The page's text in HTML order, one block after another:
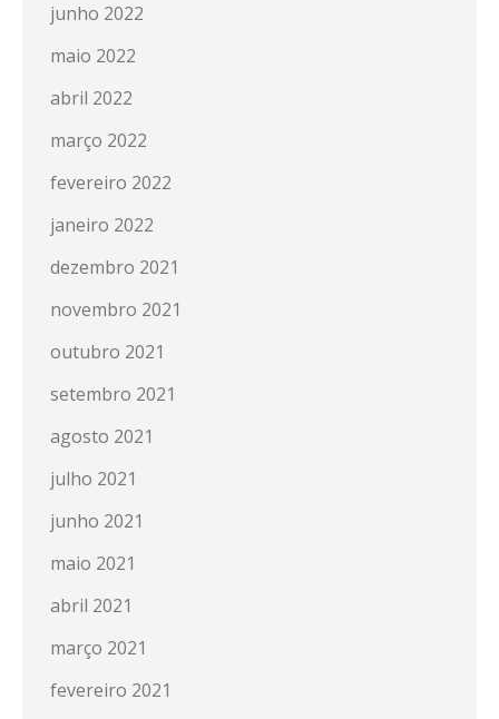
junho 2022
maio 2022
abril 2022
março 2022
fevereiro 2022
janeiro 2022
dezembro 2021
novembro 2021
outubro 2021
setembro 2021
agosto 2021
julho 2021
junho 2021
maio 2021
abril 2021
março 2021
fevereiro 2021